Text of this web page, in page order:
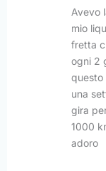
Avevo
mio
fretta
ogni 2
questo
una
gira
1000
adoro